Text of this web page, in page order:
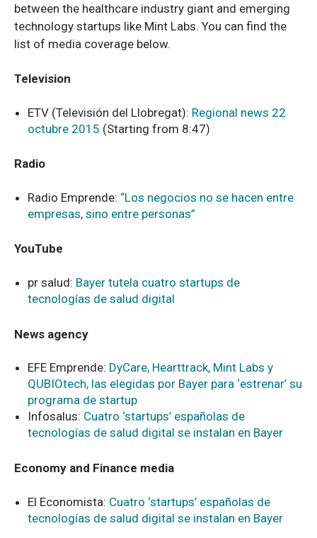
between the healthcare industry giant and emerging
technology startups like Mint Labs. You can find the
list of media coverage below.
Television
ETV (Televisión del Llobregat): Regional news 22
octubre 2015 (Starting from 8:47)
Radio
Radio Emprende: “Los negocios no se hacen entre
empresas, sino entre personas”
YouTube
pr salud: Bayer tutela cuatro startups de
tecnologías de salud digital
News agency
EFE Emprende: DyCare, Hearttrack, Mint Labs y
QUBIOtech, las elegidas por Bayer para ‘estrenar’ su
programa de startup
Infosalus: Cuatro ‘startups’ españolas de
tecnologías de salud digital se instalan en Bayer
Economy and Finance media
El Economista: Cuatro ‘startups’ españolas de
tecnologías de salud digital se instalan en Bayer